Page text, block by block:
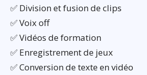
✅ Division et fusion de clips
✅ Voix off
✅ Vidéos de formation
✅ Enregistrement de jeux
✅ Conversion de texte en vidéo